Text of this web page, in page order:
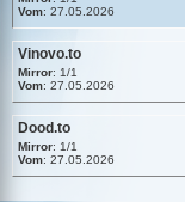
Vom: 27.05.2026
Vinovo.to
Mirror: 1/1
Vom: 27.05.2026
Dood.to
Mirror: 1/1
Vom: 27.05.2026